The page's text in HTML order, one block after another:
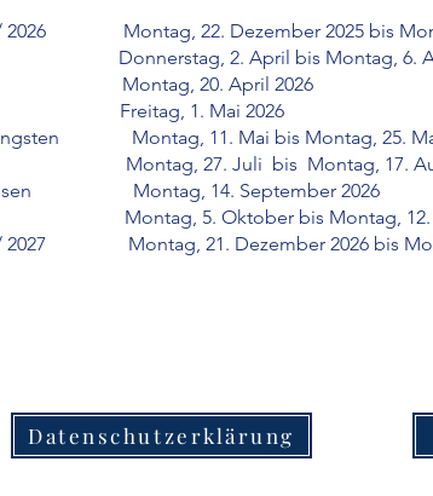
/ 2026 Montag, 22. Dezember 2025 bis
2. April bis Montag, 6. April
20. April 2026
1. Mai 2026
Montag, 11. Mai bis Montag, 25.
27. Juli bis Montag, 17.
Montag, 14. September 2026
5. Oktober bis Montag, 12.
/ 2027 Montag, 21. Dezember 2026 bis
Datenschutzerklärung